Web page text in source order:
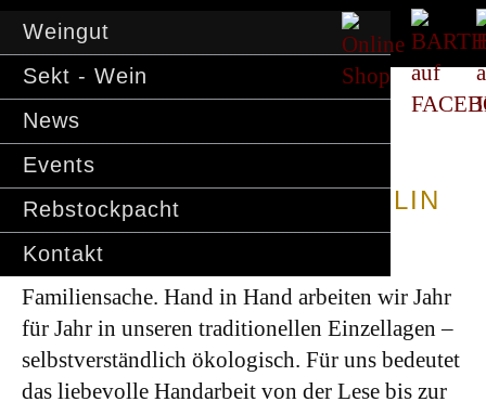
Weingut
Sekt - Wein
News
Events
Rebstockpacht
Kontakt
WEIN IST UNSERE DISZIPLIN
…
Wein machen ist für uns Herzens- und
Familiensache. Hand in Hand arbeiten wir Jahr
für Jahr in unseren traditionellen Einzellagen –
selbstverständlich ökologisch. Für uns bedeutet
das liebevolle Handarbeit von der Lese bis zur